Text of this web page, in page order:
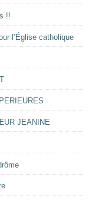
!!
l’Église catholique
JEANINE